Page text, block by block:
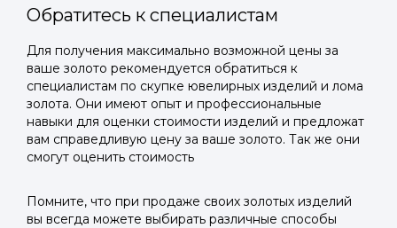
Обратитесь к специалистам
Для получения максимально возможной цены за
ваше золото рекомендуется обратиться к
специалистам по скупке ювелирных изделий и лома
золота. Они имеют опыт и профессиональные
навыки для оценки стоимости изделий и предложат
вам справедливую цену за ваше золото. Так же они
смогут оценить стоимость
Помните, что при продаже своих золотых изделий
вы всегда можете выбирать различные способы